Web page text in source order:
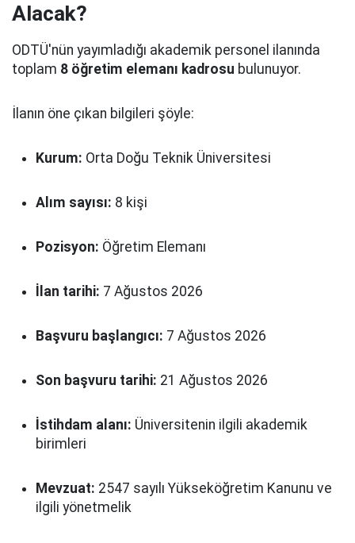
Alacak?
ODTÜ'nün yayımladığı akademik personel ilanında
toplam 8 öğretim elemanı kadrosu bulunuyor.
İlanın öne çıkan bilgileri şöyle:
Kurum: Orta Doğu Teknik Üniversitesi
Alım sayısı: 8 kişi
Pozisyon: Öğretim Elemanı
İlan tarihi: 7 Ağustos 2026
Başvuru başlangıcı: 7 Ağustos 2026
Son başvuru tarihi: 21 Ağustos 2026
İstihdam alanı: Üniversitenin ilgili akademik
birimleri
Mevzuat: 2547 sayılı Yükseköğretim Kanunu ve
ilgili yönetmelik